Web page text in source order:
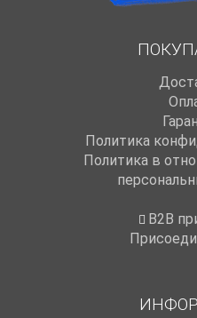
Политика
Политика в
B2B